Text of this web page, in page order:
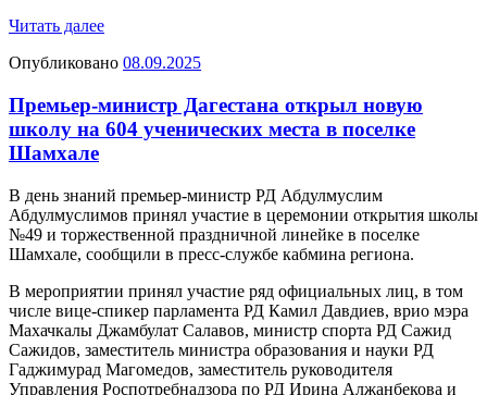
Читать далее
Опубликовано 08.09.2025
Премьер-министр Дагестана открыл новую
школу на 604 ученических места в поселке
Шамхале
В день знаний премьер-министр РД Абдулмуслим
Абдулмуслимов принял участие в церемонии открытия школы
№49 и торжественной праздничной линейке в поселке
Шамхале, сообщили в пресс-службе кабмина региона.
В мероприятии принял участие ряд официальных лиц, в том
числе вице-спикер парламента РД Камил Давдиев, врио мэра
Махачкалы Джамбулат Салавов, министр спорта РД Сажид
Сажидов, заместитель министра образования и науки РД
Гаджимурад Магомедов, заместитель руководителя
Управления Роспотребнадзора по РД Ирина Алжанбекова и